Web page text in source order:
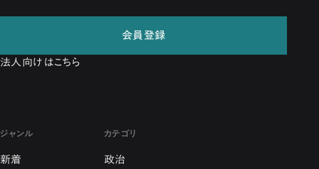
会員登録
法人向けはこちら
ジャンル
新着
カテゴリ
政治